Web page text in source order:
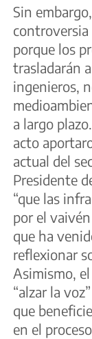
Sin
porque los
trasladarán
ingenieros,
a largo
acto
actual del
Presidente
“que las
por el
que ha
reflexionar
Asimismo,
“alzar la
que
en el